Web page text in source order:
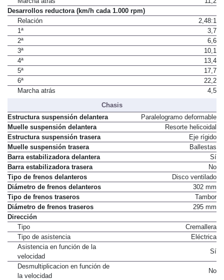
Desarrollos reductora (km/h cada 1.000 rpm)
Relación
2,48:1
1ª
3,7
2ª
6,6
3ª
10,1
4ª
13,4
5ª
17,7
6ª
22,2
Marcha atrás
4,5
Chasis
Estructura suspensión delantera
Paralelogramo deformable
Muelle suspensión delantera
Resorte helicoidal
Estructura suspensión trasera
Eje rígido
Muelle suspensión trasera
Ballestas
Barra estabilizadora delantera
Sí
Barra estabilizadora trasera
No
Tipo de frenos delanteros
Disco ventilado
Diámetro de frenos delanteros
302 mm
Tipo de frenos traseros
Tambor
Diámetro de frenos traseros
295 mm
Dirección
Tipo
Cremallera
Tipo de asistencia
Eléctrica
Asistencia en función de la
velocidad
Sí
Desmultiplicacion en función de
la velocidad
No